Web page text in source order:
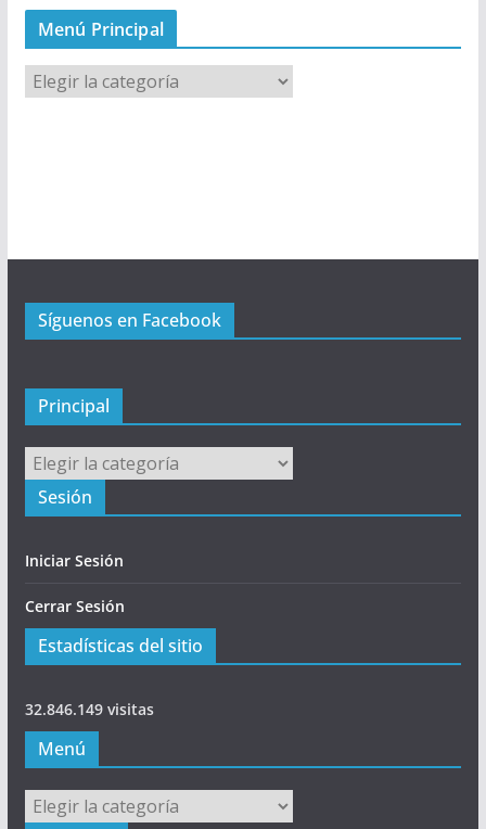
Menú Principal
M
e
Síguenos en Facebook
Principal
Principal
Sesión
Iniciar Sesión
Cerrar Sesión
Estadísticas del sitio
32.846.149 visitas
Menú
Menú